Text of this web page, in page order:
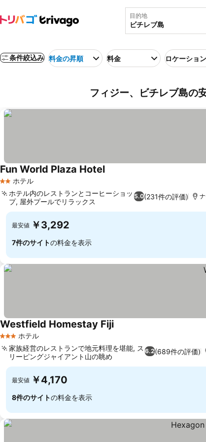
目的地
条件絞込み 料金の昇順 料金 ロケーション
フィジー、ビチレブ島の
2 ホテルのランク
ホテル
Fun World Plaza Hotel
5.0(231件の評価)
ホテル内のレストランとコーヒーショッ
プ, 屋外プールでリラックス
最安値 ￥3,292
7件のサイトの料金を表示
3 ホテルのランク
ホテル
Westfield Homestay Fiji
6.2(689件の評価)
家族経営のレストランで地元料理を堪能, ス
リーピングジャイアント山の眺め
最安値 ￥4,170
8件のサイトの料金を表示